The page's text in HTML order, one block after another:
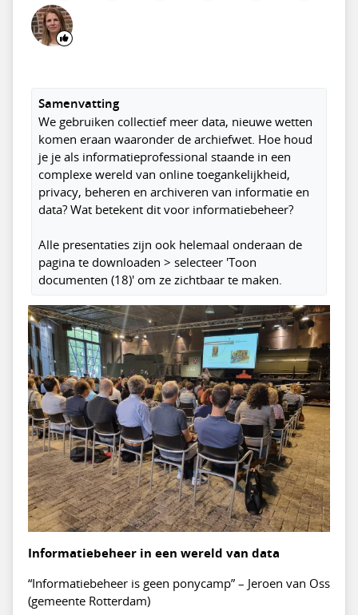
Samenvatting
We gebruiken collectief meer data, nieuwe wetten
komen eraan waaronder de archiefwet. Hoe houd
je je als informatieprofessional staande in een
complexe wereld van online toegankelijkheid,
privacy, beheren en archiveren van informatie en
data? Wat betekent dit voor informatiebeheer?
Alle presentaties zijn ook helemaal onderaan de
pagina te downloaden > selecteer 'Toon
documenten (18)' om ze zichtbaar te maken.
Informatiebeheer in een wereld van data
“Informatiebeheer is geen ponycamp” – Jeroen van Oss
(gemeente Rotterdam)